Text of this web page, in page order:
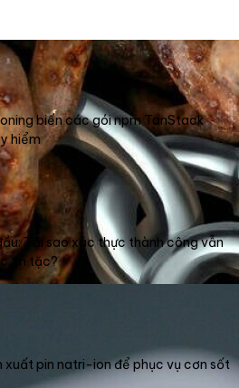
biến các gói npm TanStack
hiểm
Tại sao xác thực thành công vẫn
tin tặc?
xuất pin natri-ion để phục vụ cơn sốt